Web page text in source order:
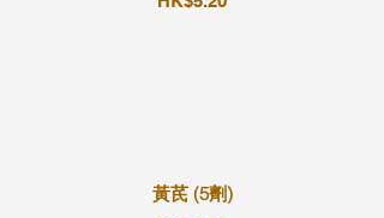
黃芪 (5劑)